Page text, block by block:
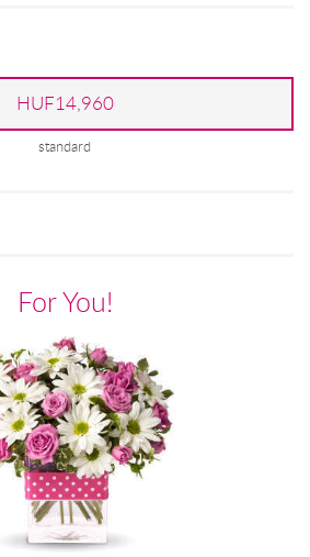
HUF14,960
standard
For You!